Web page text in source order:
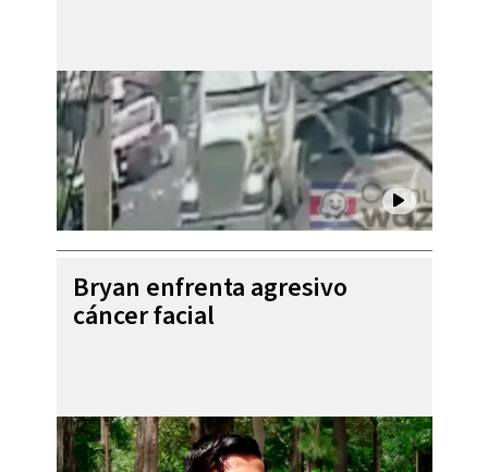
Bryan enfrenta agresivo
cáncer facial